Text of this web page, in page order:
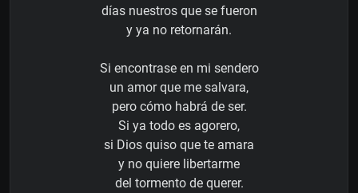
días nuestros que se fueron
y ya no retornarán.
Si encontrase en mi sendero
un amor que me salvara,
pero cómo habrá de ser.
Si ya todo es agorero,
si Dios quiso que te amara
y no quiere libertarme
del tormento de querer.